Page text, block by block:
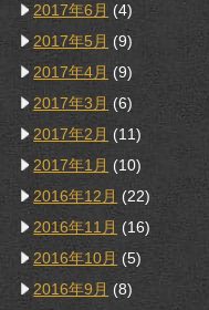
2017年6月 (4)
2017年5月 (9)
2017年4月 (9)
2017年3月 (6)
2017年2月 (11)
2017年1月 (10)
2016年12月 (22)
2016年11月 (16)
2016年10月 (5)
2016年9月 (8)